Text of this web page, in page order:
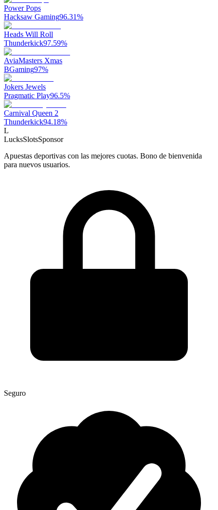
Power Pops
Hacksaw Gaming96.31%
Heads Will Roll
Thunderkick97.59%
AviaMasters Xmas
BGaming97%
Jokers Jewels
Pragmatic Play96.5%
Carnival Queen 2
Thunderkick94.18%
L
LucksSlotsSponsor
Apuestas deportivas con las mejores cuotas. Bono de bienvenida
para nuevos usuarios.
Seguro